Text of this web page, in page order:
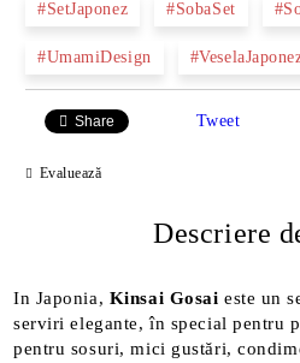
#SetJaponez #SobaSet
#UmamiDesign
Share Tweet
Evaluează
Descriere
In Japonia, Kinsai Gosai este un
serviri elegante, în special pentru
pentru sosuri, mici gustări,